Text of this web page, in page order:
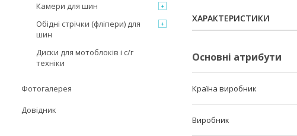
ХАРАКТЕРИСТИКИ
Основні атрибути
Країна виробник
Виробник
Камери для шин
Обідні стрічки (фліпери) для
шин
Диски для мотоблоків і с/г
техніки
Фотогалерея
Довідник